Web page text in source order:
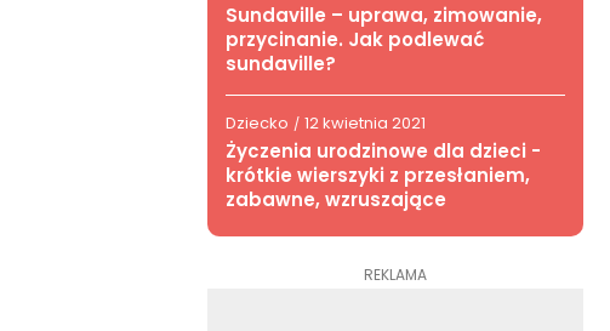
Sundaville – uprawa, zimowanie,
przycinanie. Jak podlewać
sundaville?
Dziecko / 12 kwietnia 2021
Życzenia urodzinowe dla dzieci -
krótkie wierszyki z przesłaniem,
zabawne, wzruszające
REKLAMA